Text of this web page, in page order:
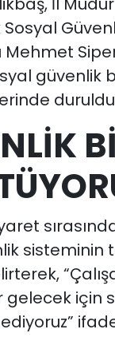
sisteminin
için